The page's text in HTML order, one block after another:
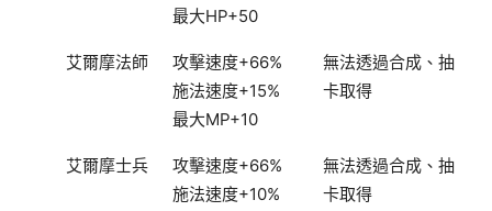
最大HP+50
艾爾摩法師
攻擊速度+66%
施法速度+15%
最大MP+10
無法透過合成、抽
卡取得
艾爾摩士兵
攻擊速度+66%
施法速度+10%
無法透過合成、抽
卡取得